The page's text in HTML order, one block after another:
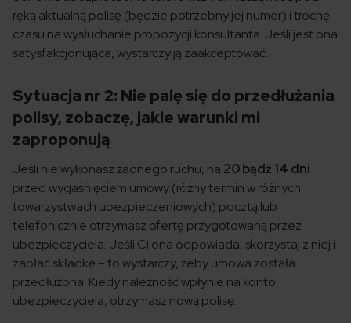
ręką aktualną polisę (będzie potrzebny jej numer) i trochę
czasu na wysłuchanie propozycji konsultanta. Jeśli jest ona
satysfakcjonująca, wystarczy ją zaakceptować.
Sytuacja nr 2: Nie palę się do przedłużania
polisy, zobaczę, jakie warunki mi
zaproponują
Jeśli nie wykonasz żadnego ruchu, na 20 bądź 14 dni
przed wygaśnięciem umowy (różny termin w różnych
towarzystwach ubezpieczeniowych) pocztą lub
telefonicznie otrzymasz ofertę przygotowaną przez
ubezpieczyciela. Jeśli Ci ona odpowiada, skorzystaj z niej i
zapłać składkę – to wystarczy, żeby umowa została
przedłużona. Kiedy należność wpłynie na konto
ubezpieczyciela, otrzymasz nową polisę.